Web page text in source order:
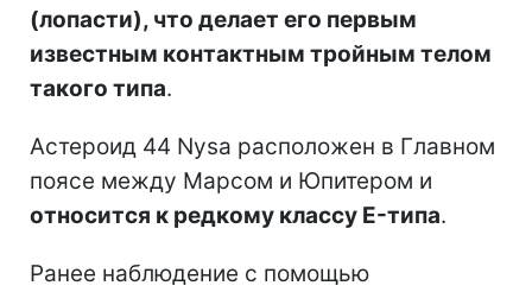
(лопасти), что делает его первым
известным контактным тройным телом
такого типа.
Астероид 44 Nysa расположен в Главном
поясе между Марсом и Юпитером и
относится к редкому классу E-типа.
Ранее наблюдение с помощью